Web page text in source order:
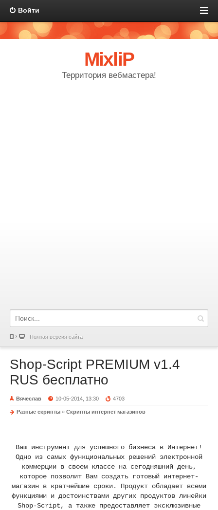
Войти
MixliP
Территория вебмастера!
Полная версия сайта
Shop-Script PREMIUM v1.4
RUS бесплатно
Вячеслав 10-05-2014, 13:30 4703
Разные скрипты » Скрипты интернет магазинов
Ваш инструмент для успешного бизнеса в Интернет!
Одно из самых функциональных решений электронной
коммерции в своем классе на сегодняшний день,
которое позволит Вам создать готовый интернет-
магазин в кратчейшие сроки. Продукт обладает всеми
функциями и достоинствами других продуктов линейки
Shop-Script, а также предоставляет эксклюзивные